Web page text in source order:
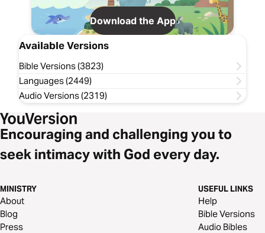
Download the App
Available Versions
Bible Versions (3823)
Languages (2449)
Audio Versions (2319)
Encouraging and challenging you to
seek intimacy with God every day.
MINISTRY
About
Blog
Press
USEFUL LINKS
Help
Bible Versions
Audio Bibles